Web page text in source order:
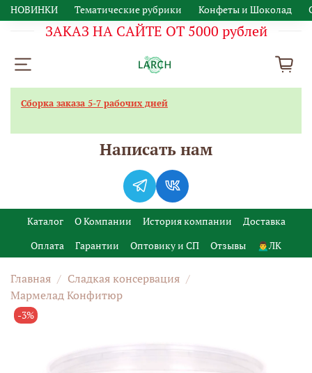
НОВИНКИ Тематические рубрики Конфеты и Шоколад
ЗАКАЗ НА САЙТЕ ОТ 5000 рублей
Каталог О Компании История компании
Доставка
Оплата
Гарантии Оптовику и СП Отзывы 🙍‍♂️ЛК
Главная
Сладкая консервация
Мармелад Конфитюр
-3%
Сборка заказа 5-7 рабочих дней
Написать нам